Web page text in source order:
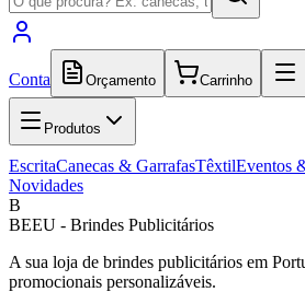
Conta Orçamento Carrinho
Produtos
EscritaCanecas & GarrafasTêxtilEventos
Novidades
B
BEEU - Brindes Publicitários
A sua loja de brindes publicitários em
promocionais personalizáveis.